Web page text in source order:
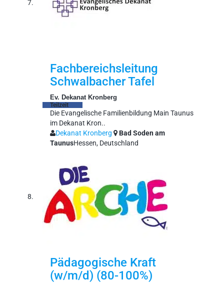
Fachbereichsleitung
Schwalbacher Tafel
Ev. Dekanat Kronberg
Teilzeit
Die Evangelische Familienbildung Main Taunus
im Dekanat Kron..
Dekanat Kronberg
Bad Soden am
TaunusHessen, Deutschland
Pädagogische Kraft
(w/m/d) (80-100%)